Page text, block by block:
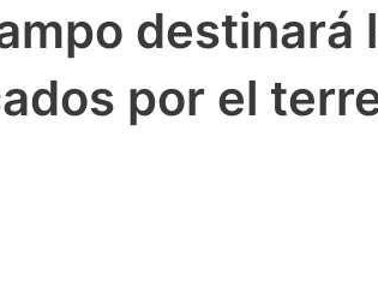
destinará
por el